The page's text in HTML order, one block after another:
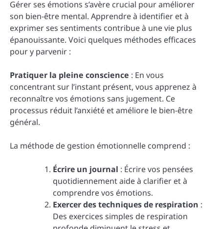
Gérer ses émotions s’avère crucial pour améliorer
son bien-être mental. Apprendre à identifier et à
exprimer ses sentiments contribue à une vie plus
épanouissante. Voici quelques méthodes efficaces
pour y parvenir :
Pratiquer la pleine conscience : En vous
concentrant sur l’instant présent, vous apprenez à
reconnaître vos émotions sans jugement. Ce
processus réduit l’anxiété et améliore le bien-être
général.
La méthode de gestion émotionnelle comprend :
Écrire un journal : Écrire vos pensées
quotidiennement aide à clarifier et à
comprendre vos émotions.
Exercer des techniques de respiration :
Des exercices simples de respiration